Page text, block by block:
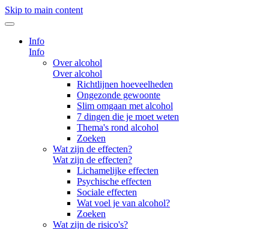
Skip to main content
Info
Info
Over alcohol
Over alcohol
Richtlijnen hoeveelheden
Ongezonde gewoonte
Slim omgaan met alcohol
7 dingen die je moet weten
Thema's rond alcohol
Zoeken
Wat zijn de effecten?
Wat zijn de effecten?
Lichamelijke effecten
Psychische effecten
Sociale effecten
Wat voel je van alcohol?
Zoeken
Wat zijn de risico's?